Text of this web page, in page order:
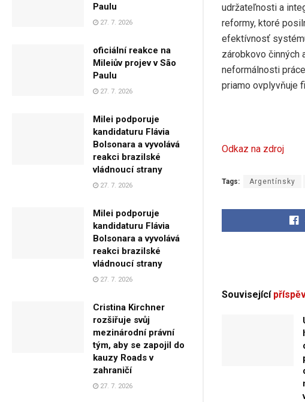
Paulu
27. 7. 2026
oficiální reakce na
Mileiův projev v São
Paulu
27. 7. 2026
Milei podporuje
kandidaturu Flávia
Bolsonara a vyvolává
reakci brazilské
vládnoucí strany
27. 7. 2026
Milei podporuje
kandidaturu Flávia
Bolsonara a vyvolává
reakci brazilské
vládnoucí strany
27. 7. 2026
Cristina Kirchner
rozšiřuje svůj
mezinárodní právní
tým, aby se zapojil do
kauzy Roads v
zahraničí
27. 7. 2026
udržateľnosti a
reformy, ktoré
efektívnosť
zárobkovo činných
neformálnosti
priamo ovplyvňuje
Odkaz na zdroj
Tags: Argentínsky
Související